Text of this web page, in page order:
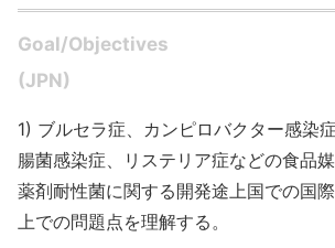
Goal/Objectives
(JPN)
1) ブルセラ症、カンピロバクター感染
腸菌感染症、リステリア症などの食品
薬剤耐性菌に関する開発途上国での国
上での問題点を理解する。